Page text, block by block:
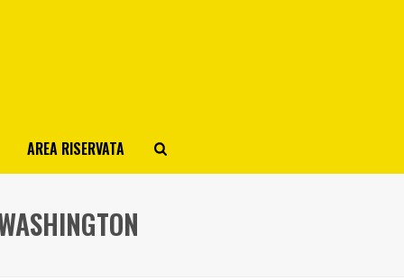
AREA RISERVATA